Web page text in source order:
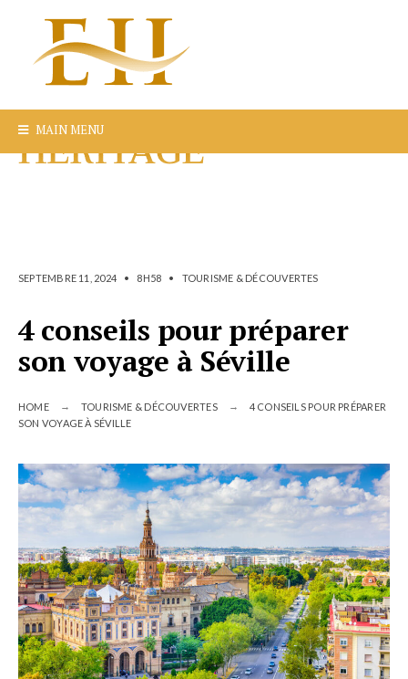
MAIN MENU
SEPTEMBRE 11, 2024 • 8H58 • TOURISME & DÉCOUVERTES
4 conseils pour préparer
son voyage à Séville
HOME TOURISME & DÉCOUVERTES
4 CONSEILS POUR PRÉPARER
SON VOYAGE À SÉVILLE